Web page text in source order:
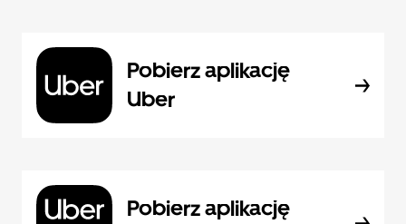
Pobierz aplikację
Uber
Pobierz aplikację